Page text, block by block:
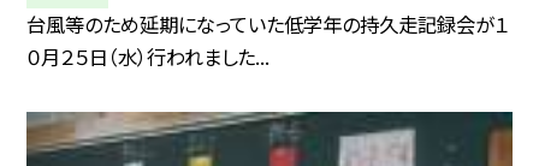
台風等のため延期になっていた低学年の持久走記録会が１
０月２５日（水）行われました...